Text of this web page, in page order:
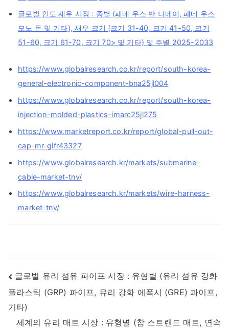
글로벌 인도 새우 시장 : 종별 (페네 우스 반 나메이, 페네 우스
모노 돈 및 기타), 새우 크기 (크기 31-40, 크기 41-50, 크기
51-60, 크기 61-70, 크기 70> 및 기타) 및 주별 2025-2033
https://www.globalresearch.co.kr/report/south-korea-
general-electronic-component-bna25jl004
https://www.globalresearch.co.kr/report/south-korea-
injection-molded-plastics-imarc25jl275
https://www.marketreport.co.kr/report/global-pull-out-
cap-mr-gifr43327
https://www.globalresearch.kr/markets/submarine-
cable-market-tnv/
https://www.globalresearch.kr/markets/wire-harness-
market-tnv/
글
내
비
글로벌 유리 섬유 파이프 시장 : 유형별 (유리 섬유 강화
플라스틱 (GRP) 파이프, 유리 강화 에폭시 (GRE) 파이프,
기타)
세계의 유리 매트 시장 : 유형별 (찹 스트랜드 매트, 연속